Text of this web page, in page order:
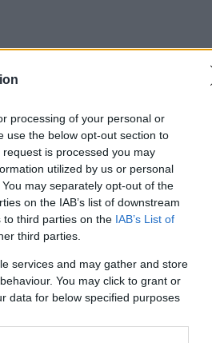
processing of your personal or
use the below opt-out section to
is processed you may
utilized by us or personal
may separately opt-out of the
on the IAB’s list of downstream
to third parties on the IAB’s List of
third parties.
services and may gather and store
You may click to grant or
data for below specified purposes
hogy azok már szárazon
rész vízzel, és ebben
át a megtisztított